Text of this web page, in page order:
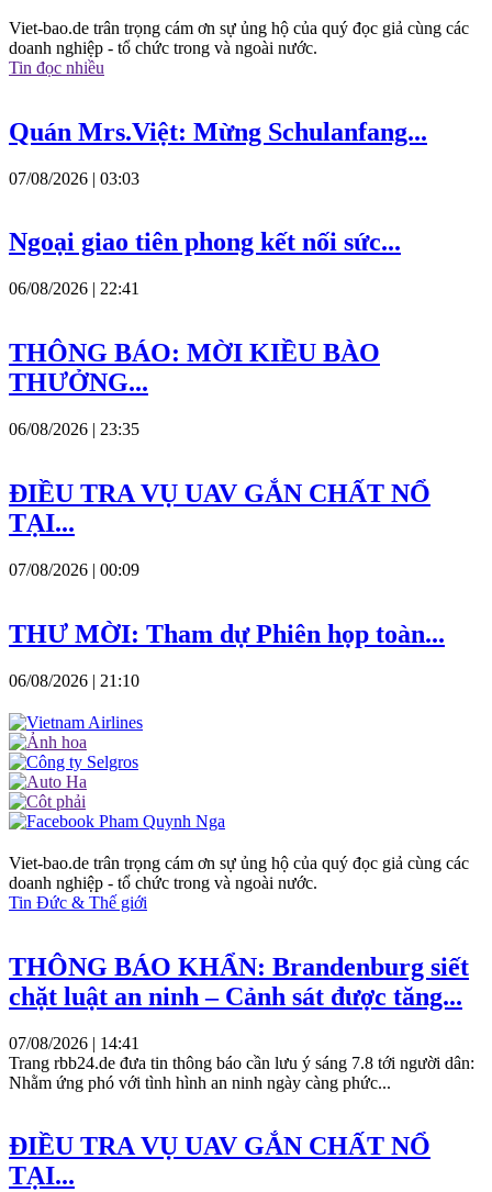
Viet-bao.de trân trọng cám ơn sự ủng hộ của quý đọc giả cùng các
doanh nghiệp - tổ chức trong và ngoài nước.
Tin đọc nhiều
Quán Mrs.Việt: Mừng Schulanfang...
07/08/2026 | 03:03
Ngoại giao tiên phong kết nối sức...
06/08/2026 | 22:41
THÔNG BÁO: MỜI KIỀU BÀO
THƯỞNG...
06/08/2026 | 23:35
ĐIỀU TRA VỤ UAV GẮN CHẤT NỔ
TẠI...
07/08/2026 | 00:09
THƯ MỜI: Tham dự Phiên họp toàn...
06/08/2026 | 21:10
Viet-bao.de trân trọng cám ơn sự ủng hộ của quý đọc giả cùng các
doanh nghiệp - tổ chức trong và ngoài nước.
Tin Đức & Thế giới
THÔNG BÁO KHẨN: Brandenburg siết
chặt luật an ninh – Cảnh sát được tăng...
07/08/2026 | 14:41
Trang rbb24.de đưa tin thông báo cần lưu ý sáng 7.8 tới người dân:
Nhằm ứng phó với tình hình an ninh ngày càng phức...
ĐIỀU TRA VỤ UAV GẮN CHẤT NỔ
TẠI...